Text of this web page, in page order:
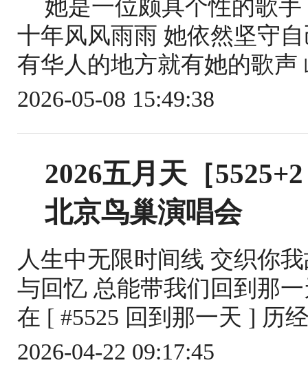
她是一位颇具个性的歌
十年风风雨雨 她依然坚守
有华人的地方就有她的歌
2026-05-08 15:49:38
2026五月天［
北京鸟巢演唱会
人生中无限时间线 交织你
与回忆 总能带我们回到那
在 [ #5525 回到那一天 ] 历
2026-04-22 09:17:45